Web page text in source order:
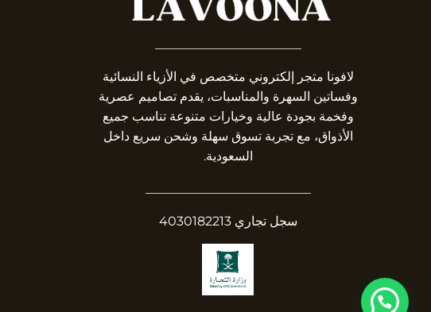
لافونا متجر إلكتروني متخصص في الأزياء النسائية
وفساتين السهرة والمناسبات، يقدم تصاميم عصرية
وفخمة بجودة عالية وخيارات متنوعة تناسب جميع
الأذواق، مع تجربة تسوق سهلة وشحن سريع داخل
السعودية.
سجل تجاري 4030182213